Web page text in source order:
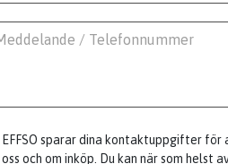
EFFSO sparar dina kontaktuppgifter för
oss och om inköp. Du kan när som helst